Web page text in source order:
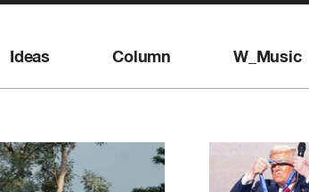
Ideas Column W_Music